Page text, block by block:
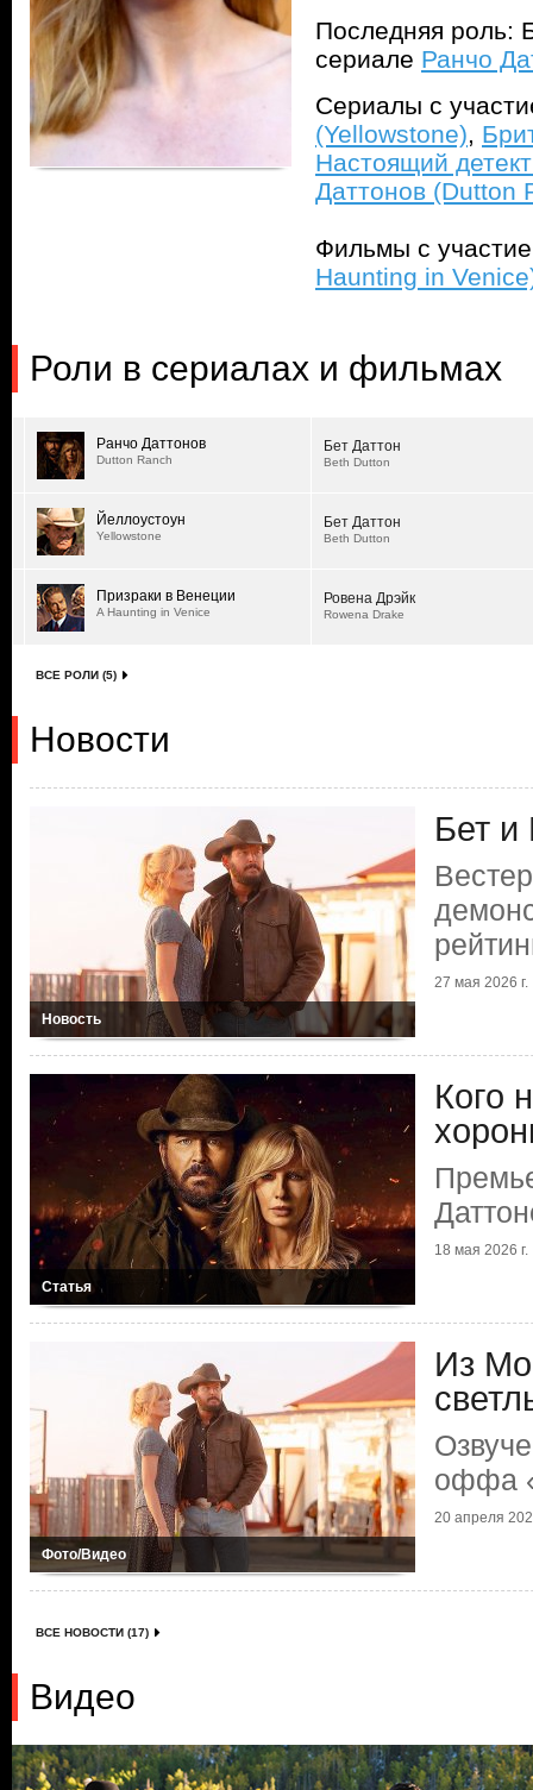
Последняя роль:
сериале Ранчо
Сериалы с
(Yellowstone),
Настоящий
Даттонов (Dutton
Фильмы с
Haunting in
Роли в сериалах и фильмах
Ранчо Даттонов
Dutton Ranch
Бет Даттон
Beth Dutton
Йеллоустоун
Yellowstone
Бет Даттон
Beth Dutton
Призраки в Венеции
A Haunting in Venice
Ровена Дрэйк
Rowena Drake
ВСЕ РОЛИ (5)
Новости
Новость
Бет и
27 мая 2026 г.
Статья
Кого
18 мая 2026 г.
Фото/Видео
Из
оффа
20 апреля
ВСЕ НОВОСТИ (17)
Видео